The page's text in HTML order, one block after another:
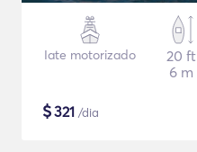
Iate motorizado
20 ft
6 m
$321 /dia